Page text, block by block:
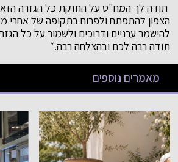
תודה לך המח"ט על החזקת כל הגזרה
הצפון להתפתח ולפרוח בתקופה של אחרי
להישמר ערניים ודרוכים ולשמור על כל
תודה רבה לכם ובהצלחה רבה.״
מאמרים נוספים